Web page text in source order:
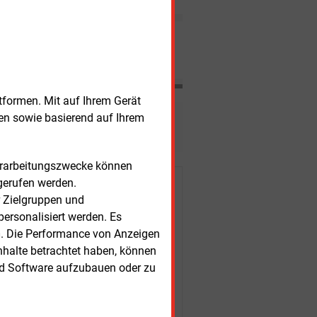
Mit auf Ihrem Gerät
sowie basierend auf Ihrem
können
werden.
und
werden. Es
Performance von Anzeigen
betrachtet haben, können
Software aufzubauen oder zu
Kunden